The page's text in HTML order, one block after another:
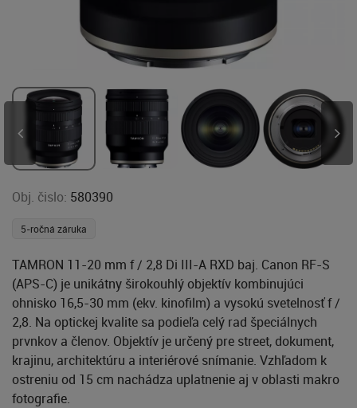
Obj. čislo: 580390
5-ročná záruka
TAMRON 11-20 mm f / 2,8 Di III-A RXD baj. Canon RF-S
(APS-C) je unikátny širokouhlý objektív kombinujúci
ohnisko 16,5-30 mm (ekv. kinofilm) a vysokú svetelnosť f /
2,8. Na optickej kvalite sa podieľa celý rad špeciálnych
prvnkov a členov. Objektív je určený pre street, dokument,
krajinu, architektúru a interiérové snímanie. Vzhľadom k
ostreniu od 15 cm nachádza uplatnenie aj v oblasti makro
fotografie.